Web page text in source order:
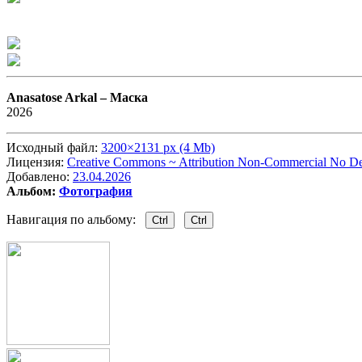
Anasatose Arkal –Маска
2026
Исходный файл: 3200×2131 px (4 Mb)
Лицензия: Creative Commons ~ Attribution Non-Commercial No
Добавлено: 23.04.2026
Альбом: Фотография
Навигация по альбому: Ctrl Ctrl